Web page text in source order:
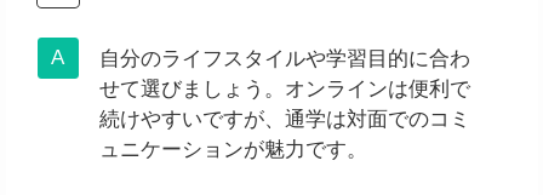
自分のライフスタイルや学習目的に合わ
せて選びましょう。オンラインは便利で
続けやすいですが、通学は対面でのコミ
ュニケーションが魅力です。